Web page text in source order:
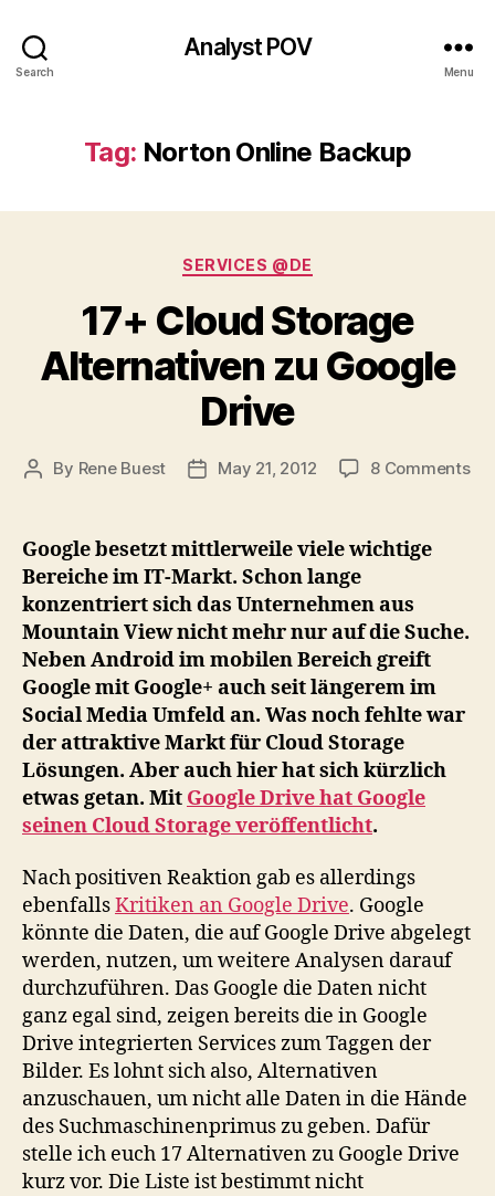
Search
Analyst POV
Menu
Tag: Norton Online Backup
Categories
SERVICES @DE
17+ Cloud Storage
Alternativen zu Google
Drive
Post
By Rene Buest
PostMay 21, 2012 8 Commentson
Google besetzt mittlerweile viele wichtige
Bereiche im IT-Markt. Schon lange
konzentriert sich das Unternehmen aus
Mountain View nicht mehr nur auf die Suche.
Neben Android im mobilen Bereich greift
Google mit Google+ auch seit längerem im
Social Media Umfeld an. Was noch fehlte war
der attraktive Markt für Cloud Storage
Lösungen. Aber auch hier hat sich kürzlich
etwas getan. Mit Google Drive hat Google
seinen Cloud Storage veröffentlicht.
Nach positiven Reaktion gab es allerdings
ebenfallsKritiken an Google Drive. Google
könnte die Daten, die auf Google Drive abgelegt
werden, nutzen, um weitere Analysen darauf
durchzuführen. Das Google die Daten nicht
ganz egal sind, zeigen bereits die in Google
Drive integrierten Services zum Taggen der
Bilder. Es lohnt sich also, Alternativen
anzuschauen, um nicht alle Daten in die Hände
des Suchmaschinenprimus zu geben. Dafür
stelle ich euch 17 Alternativen zu Google Drive
kurz vor. Die Liste ist bestimmt nicht